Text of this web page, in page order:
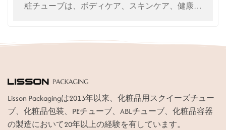
粧チューブは、ボディケア、スキンケア、健康維
Lisson Packagingは2013年以来、化粧品用スクイーズチュー
ブ、化粧品包装、PEチューブ、ABLチューブ、化粧品容器
の製造において20年以上の経験を有しています。